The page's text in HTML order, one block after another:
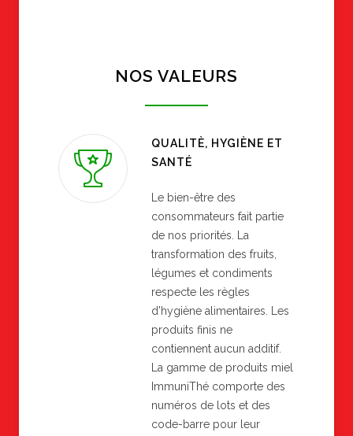
NOS VALEURS
QUALITÈ, HYGIÈNE ET
SANTÉ
Le bien-être des
consommateurs fait partie
de nos priorités. La
transformation des fruits,
légumes et condiments
respecte les règles
d’hygiène alimentaires. Les
produits finis ne
contiennent aucun additif.
La gamme de produits miel
ImmuniThé comporte des
numéros de lots et des
code-barre pour leur